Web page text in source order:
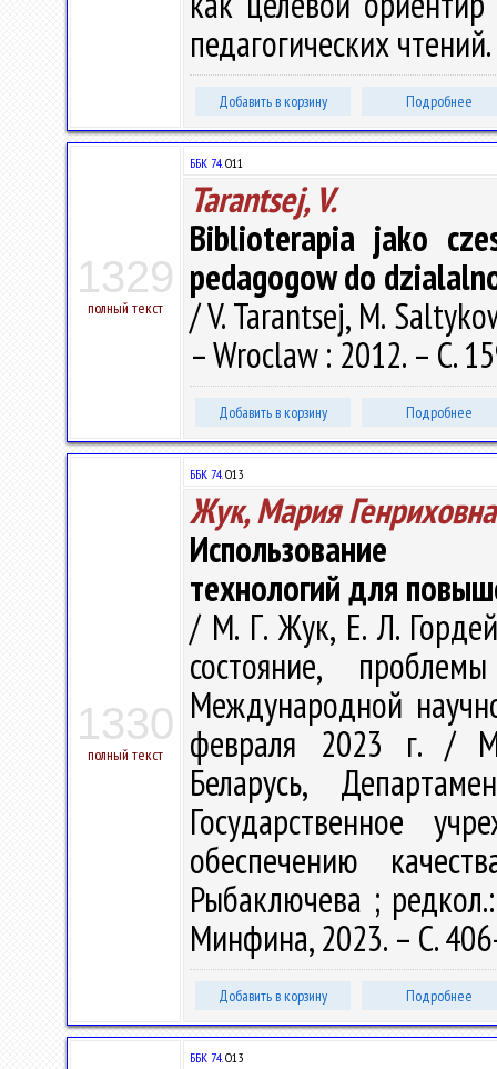
педагогических
Добавить в корзину Подробнее
1329
полный текст
ББК 74.О11
Tarantsej, V.
Biblioterapia jako
pedagogow do
/ V. Tarantsej, M.
– Wroclaw : 2012. – С.
Добавить в корзину Подробнее
1330
полный текст
ББК 74.О13
Жук, Мария Генриховна
Использование
технологий для
/ М. Г. Жук, Е. Л.
состояние,
Международной
февраля 2023 г. /
Беларусь,
Государственное
обеспечению
Рыбаключева ;
Минфина, 2023. – С.
Добавить в корзину Подробнее
ББК 74.О13